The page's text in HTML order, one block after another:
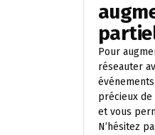
Pour
réseauter
précieux
et vous
N’hésitez